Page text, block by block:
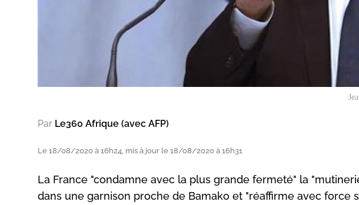
Par Le360 Afrique (avec AFP)
Le 18/08/2020 à 16h24, mis à jour le 18/08/2020 à 16h31
La France "condamne avec la plus grande fermeté" la
dans une garnison proche de Bamako et "réaffirme avec force